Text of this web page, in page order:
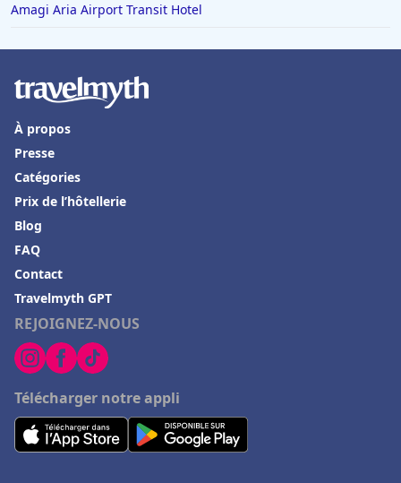
Amagi Aria Airport Transit Hotel
REJOIGNEZ-NOUS
Télécharger notre appli
À propos
Presse
Catégories
Prix de l’hôtellerie
Blog
FAQ
Contact
Travelmyth GPT